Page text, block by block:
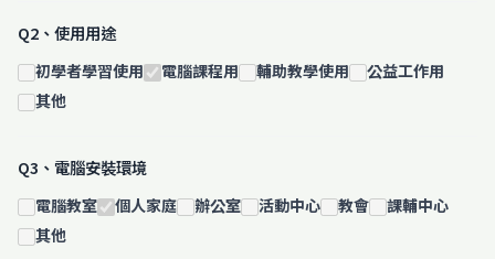
Q2、使用用途
初學者學習使用 電腦課程用 輔助教學使用
公益工作用
其他
Q3、電腦安裝環境
電腦教室 個人家庭 辦公室 活動中心 教會
課輔中心
其他